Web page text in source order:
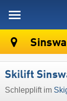
Skilift
Schlepplift im